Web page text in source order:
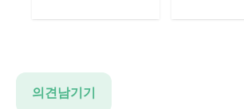
의견남기기